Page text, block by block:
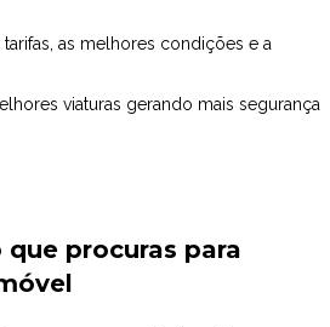
as melhores condições e a
viaturas gerando mais segurança
procuras para